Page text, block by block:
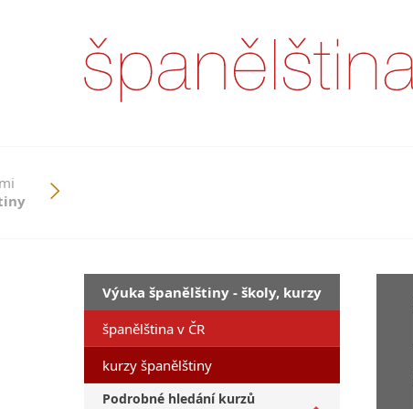
Výuka španělštiny - školy, kurzy
španělština v ČR
kurzy španělštiny
Podrobné hledání kurzů